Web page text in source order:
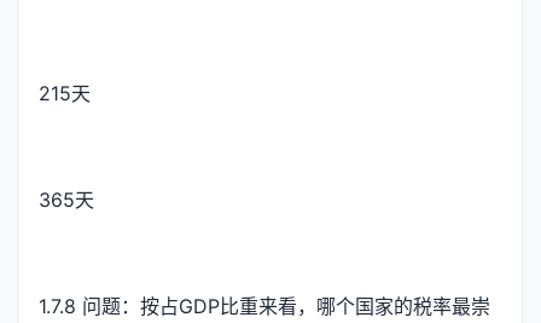
215天
365天
1.7.8 问题：按占GDP比重来看，哪个国家的税率最崇